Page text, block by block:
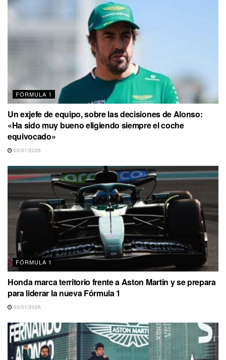
FÓRMULA 1
Un exjefe de equipo, sobre las decisiones de Alonso:
«Ha sido muy bueno eligiendo siempre el coche
equivocado»
03/01/2026
FÓRMULA 1
Honda marca territorio frente a Aston Martin y se prepara
para liderar la nueva Fórmula 1
03/01/2026